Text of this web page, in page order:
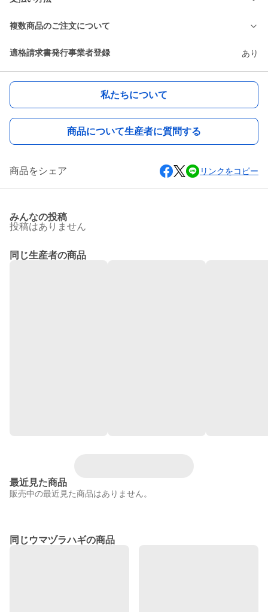
複数商品のご注文について
適格請求書発行事業者登録 あり
私たちについて
商品について生産者に質問する
商品をシェア リンクをコピー
みんなの投稿
投稿はありません
同じ生産者の商品
最近見た商品
販売中の最近見た商品はありません。
同じウマヅラハギの商品